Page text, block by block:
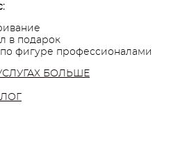
в подарок
по фигуре профессионалами
БОЛЬШЕ